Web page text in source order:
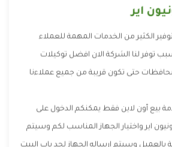
اير
الكثير من الخدمات المهمة للعملاء
توفر لنا الشركة الان افضل توكيلات
حتى تكون قريبة من جميع عملاءنا
بيع أون لاين فقط يمكنكم الدخول على
اير واختيار الجهاز المناسب لكم وسيتم